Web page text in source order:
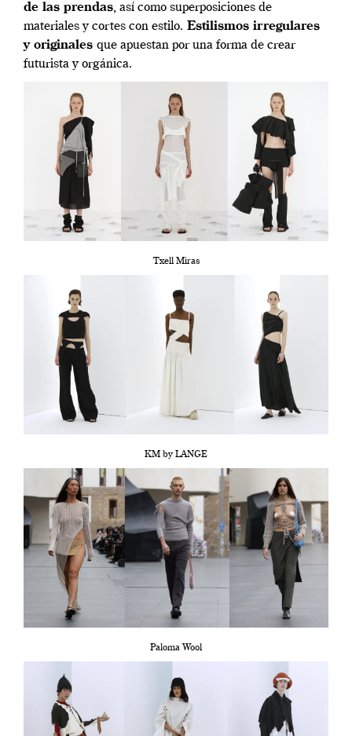
de las prendas, así como superposiciones de
materiales y cortes con estilo. Estilismos irregulares
y originales que apuestan por una forma de crear
futurista y orgánica.
Txell Miras
KM by LANGE
Paloma Wool